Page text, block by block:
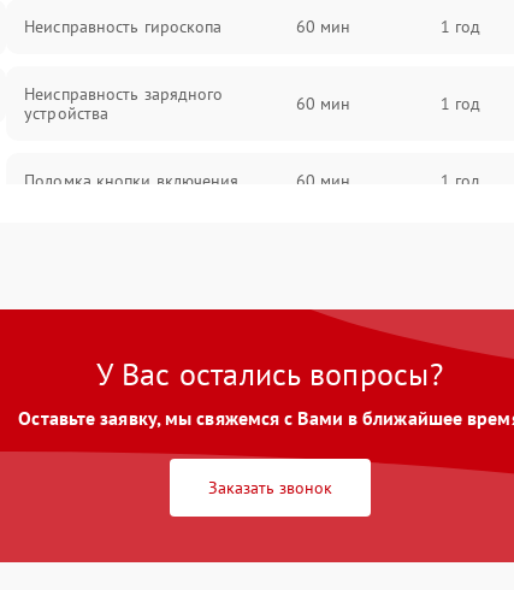
Неисправность гироскопа 60 мин 1 год
Неисправность зарядного
устройства
60 мин 1 год
Поломка кнопки включения 60 мин 1 год
Поломка разъема для зарядки 60 мин 1 год
Повреждение проводов 60 мин
Неисправность светодиодной
60 мин
У Вас остались вопросы?
Оставьте заявку, мы свяжемся с Вами в ближайшее
Заказать звонок